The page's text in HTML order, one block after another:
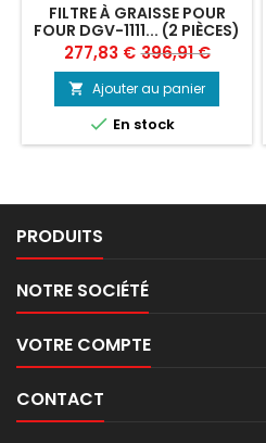
FILTRE À GRAISSE POUR
FOUR DGV-1111... (2 PIÈCES)
Prix
277,83 € Prix
de
base
396,91 €
 Ajouter au panier
 En stock
PRODUITS
NOTRE SOCIÉTÉ
VOTRE COMPTE
CONTACT